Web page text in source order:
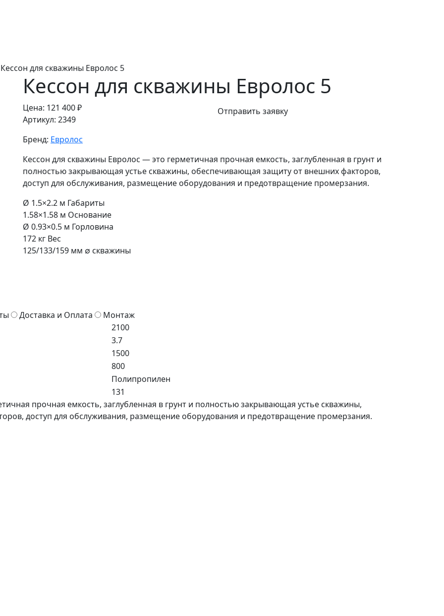
Кессон для скважины Евролос 5
Кессон для скважины Евролос 5
Цена: 121 400 ₽
Артикул: 2349
Бренд: Евролос
Отправить заявку
Кессон для скважины Евролос — это герметичная прочная емкость, заглубленная в грунт и
полностью закрывающая устье скважины, обеспечивающая защиту от внешних факторов,
доступ для обслуживания, размещение оборудования и предотвращение промерзания.
Ø 1.5×2.2 м Габариты
1.58×1.58 м Основание
Ø 0.93×0.5 м Горловина
172 кг Вeс
125/133/159 мм ∅ cкважины
Доставка и Оплата
Монтаж
2100
3.7
1500
800
Полипропилен
131
прочная емкость, заглубленная в грунт и полностью закрывающая устье скважины,
доступ для обслуживания, размещение оборудования и предотвращение промерзания.